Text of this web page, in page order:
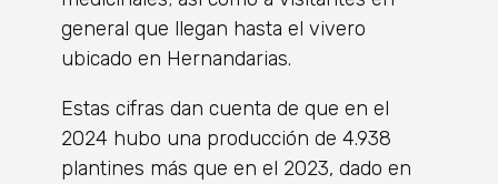
general que llegan hasta el vivero
ubicado en Hernandarias.
Estas cifras dan cuenta de que en el
2024 hubo una producción de 4.938
plantines más que en el 2023, dado en